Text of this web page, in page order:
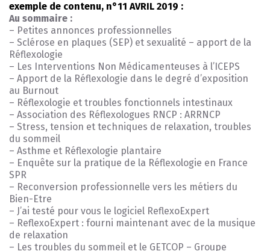
exemple de contenu, n°11 AVRIL 2019 :
Au sommaire :
– Petites annonces professionnelles
– Sclérose en plaques (SEP) et sexualité – apport de la
Réflexologie
– Les Interventions Non Médicamenteuses à l’ICEPS
– Apport de la Réflexologie dans le degré d’exposition
au Burnout
– Réflexologie et troubles fonctionnels intestinaux
– Association des Réflexologues RNCP : ARRNCP
– Stress, tension et techniques de relaxation, troubles
du sommeil
– Asthme et Réflexologie plantaire
– Enquête sur la pratique de la Réflexologie en France
SPR
– Reconversion professionnelle vers les métiers du
Bien-Etre
– J’ai testé pour vous le logiciel ReflexoExpert
– ReflexoExpert : fourni maintenant avec de la musique
de relaxation
– Les troubles du sommeil et le GETCOP – Groupe